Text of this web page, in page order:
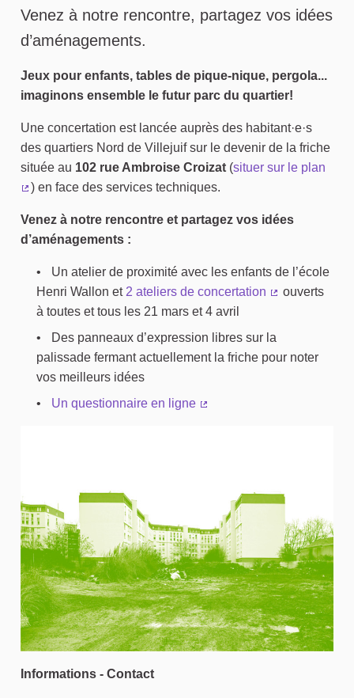
Venez à notre rencontre, partagez vos idées
d’aménagements.
Jeux pour enfants, tables de pique-nique, pergola...
imaginons ensemble le futur parc du quartier!
Une concertation est lancée auprès des habitant·e·s
des quartiers Nord de Villejuif sur le devenir de la friche
située au 102 rue Ambroise Croizat (situer sur le plan
) en face des services techniques.
Venez à notre rencontre et partagez vos idées
d’aménagements :
Un atelier de proximité avec les enfants de l’école
Henri Wallon et 2 ateliers de concertation
ouverts
à toutes et tous les 21 mars et 4 avril
Des panneaux d’expression libres sur la
palissade fermant actuellement la friche pour noter
vos meilleurs idées
Un questionnaire en ligne
Informations - Contact